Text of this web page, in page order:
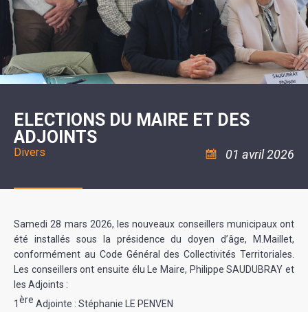
20ÈME
SIÈCLE
RÉUNIONS
DU
CONSEIL
MUNICIPAL
ARRÊTÉS
ET
DÉCISIONS
DU
MAIRE
DE
LA
MINORITÉ
LES
ÉCOLES
LE
COLLÈGE
ESPACE
JEUNES
11
ANS
ASSOCIATION
LA
COULÉE
ENVIRONNEMENT
L'EAU
ET
L'ASSAINISSEMENT
LA
RÉSIDENCE
AUTONOMIE
LA
POLICE
MUNICIPALE
SÉCURITÉ
MAJEURS
DE
MUSIQUE
L'ÉCOLE
COMMUNAUTAIRE
DE
DANSE
LA
PISCINE
VOIE
VERTE
VISITES
ET
DÉCOUVERTES
LES
RANDONNÉES
LE
CAMPING-
CARS
TENTES
ET
CARAVANES
FLUVIALE
SUZE
ELECTIONS DU MAIRE ET DES
ADJOINTS
Divers 01 avril 2026
Samedi 28 mars 2026, les nouveaux conseillers municipaux ont
été installés sous la présidence du doyen d’âge, M.Maillet,
conformément au Code Général des Collectivités Territoriales.
Les conseillers ont ensuite élu Le Maire, Philippe SAUDUBRAY et
les Adjoints :
1ère Adjointe : Stéphanie LE PENVEN